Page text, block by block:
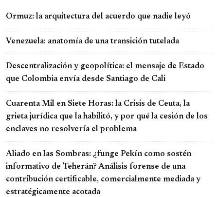
Ormuz: la arquitectura del acuerdo que nadie leyó
Venezuela: anatomía de una transición tutelada
Descentralización y geopolítica: el mensaje de Estado
que Colombia envía desde Santiago de Cali
Cuarenta Mil en Siete Horas: la Crisis de Ceuta, la
grieta jurídica que la habilitó, y por qué la cesión de los
enclaves no resolvería el problema
Aliado en las Sombras: ¿funge Pekín como sostén
informativo de Teherán? Análisis forense de una
contribución certificable, comercialmente mediada y
estratégicamente acotada